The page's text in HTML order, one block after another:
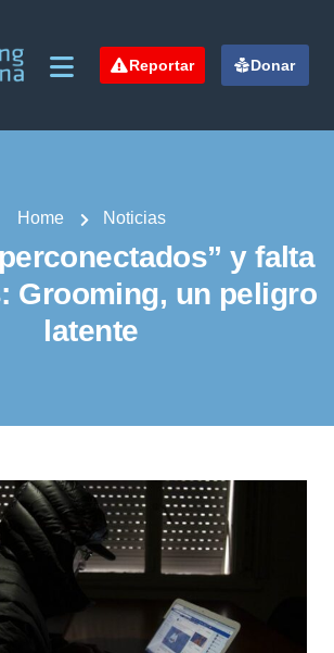
Reportar Donar
Home Noticias
y falta
Grooming, un peligro
latente